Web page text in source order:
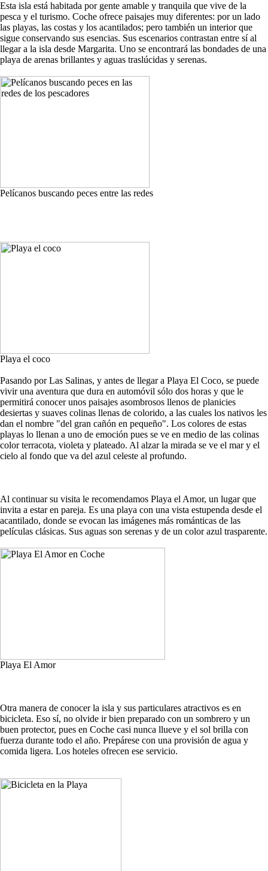
Esta isla está habitada por gente amable y tranquila que vive de la
pesca y el turismo. Coche ofrece paisajes muy diferentes: por un lado
las playas, las costas y los acantilados; pero también un interior que
sigue conservando sus esencias. Sus escenarios contrastan entre sí al
llegar a la isla desde Margarita. Uno se encontrará las bondades de una
playa de arenas brillantes y aguas traslúcidas y serenas.
Pelícanos buscando peces entre las redes
Playa el coco
Pasando por Las Salinas, y antes de llegar a Playa El Coco, se puede
vivir una aventura que dura en automóvil sólo dos horas y que le
permitirá conocer unos paisajes asombrosos llenos de planicies
desiertas y suaves colinas llenas de colorido, a las cuales los nativos les
dan el nombre "del gran cañón en pequeño". Los colores de estas
playas lo llenan a uno de emoción pues se ve en medio de las colinas
color terracota, violeta y plateado. Al alzar la mirada se ve el mar y el
cielo al fondo que va del azul celeste al profundo.
Al continuar su visita le recomendamos Playa el Amor, un lugar que
invita a estar en pareja. Es una playa con una vista estupenda desde el
acantilado, donde se evocan las imágenes más románticas de las
películas clásicas. Sus aguas son serenas y de un color azul trasparente.
Playa El Amor
Otra manera de conocer la isla y sus particulares atractivos es en
bicicleta. Eso sí, no olvide ir bien preparado con un sombrero y un
buen protector, pues en Coche casi nunca llueve y el sol brilla con
fuerza durante todo el año. Prepárese con una provisión de agua y
comida ligera. Los hoteles ofrecen ese servicio.